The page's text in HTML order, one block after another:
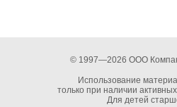
© 1997—2026 ООО
Использование
только при наличии
Для детей